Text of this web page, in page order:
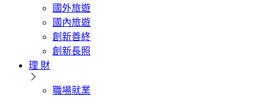
國外旅遊
國內旅遊
創新善終
創新長照
理 財
職場就業